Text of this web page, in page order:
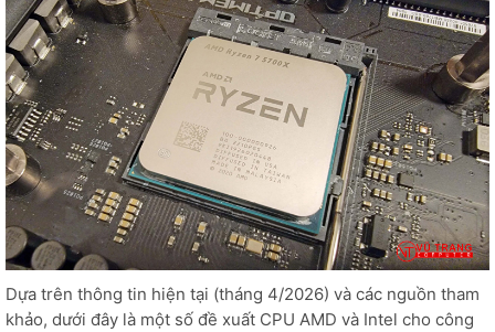
Dựa trên thông tin hiện tại (tháng 4/2026) và các nguồn tham
khảo, dưới đây là một số đề xuất CPU AMD và Intel cho công